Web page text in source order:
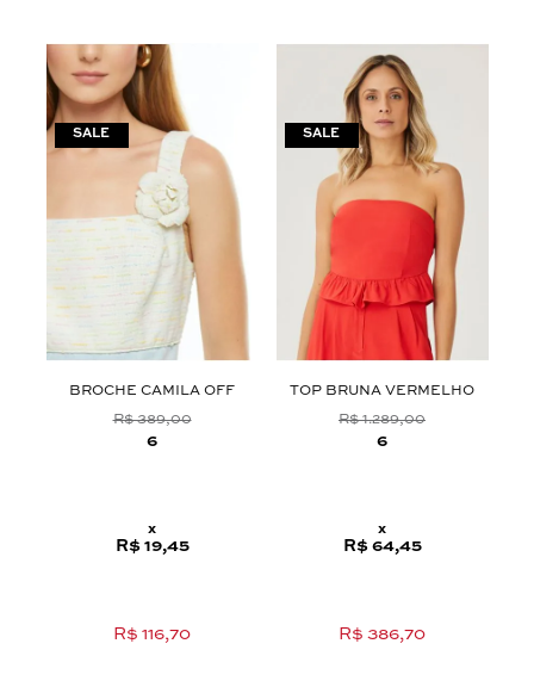
BROCHE CAMILA OFF
R$ 389,00
6
x
R$ 19,45
R$ 116,70
TOP BRUNA VERMELHO
R$ 1.289,00
6
x
R$ 64,45
R$ 386,70